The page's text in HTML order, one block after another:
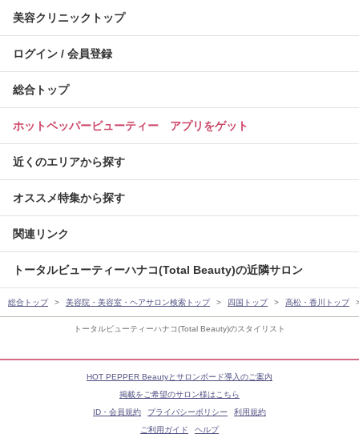
トータルビューティーハナコ(Total Beauty)のスタイリスト
美容クリニックトップ
ログイン / 会員登録
総合トップ
ホットペッパービューティー アプリをゲット
近くのエリアから探す
オススメ特集から探す
関連リンク
トータルビューティーハナコ(Total Beauty)の近隣サロン
総合トップ 美容院・美容室・ヘアサロン検索トップ 四国トップ 高松・香川トップ
HOT PEPPER Beautyとサロンボード導入のご案内
掲載をご希望のサロン様はこちら
ID・会員規約
プライバシーポリシー
利用規約
ご利用ガイド
ヘルプ